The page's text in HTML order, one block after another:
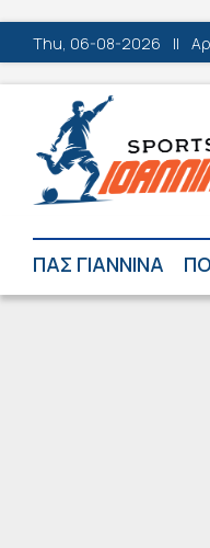
Thu, 06-08-2026 ||
ΠΑΣ ΓΙΑΝΝΙΝΑ